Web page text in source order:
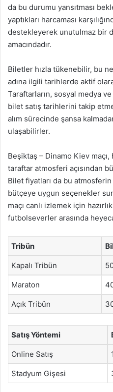
da bu durumu yansıtması
yaptıkları harcaması
destekleyerek unutulmaz bir
amacındadır.
Biletler hızla tükenebilir, bu
adına ilgili tarihlerde aktif
Taraftarların, sosyal medya
bilet satış tarihlerini takip
alım sürecinde şansa
ulaşabilirler.
Beşiktaş – Dinamo Kiev
taraftar atmosferi açısından
Bilet fiyatları da bu
bütçeye uygun seçenekler
maçı canlı izlemek için
futbolseverler arasında
Tribün
Kapalı Tribün
Maraton
Açık Tribün
Satış Yöntemi
Online Satış
Stadyum Gişesi